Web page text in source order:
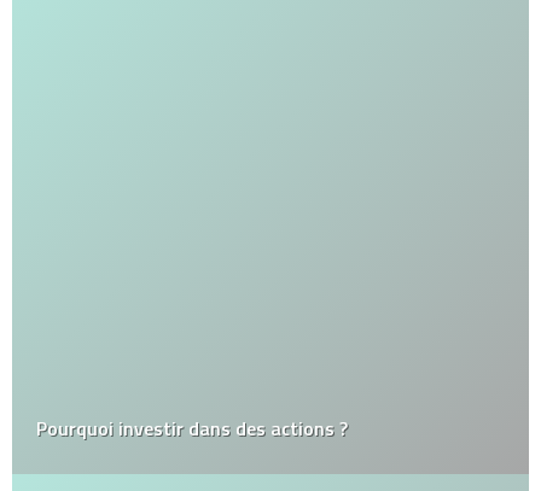
Pourquoi investir dans des actions ?